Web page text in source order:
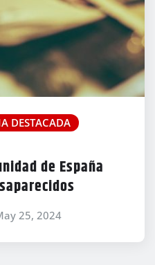
DESTACADA
de España
25, 2024